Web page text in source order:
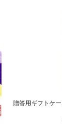
贈答用ギフトケ